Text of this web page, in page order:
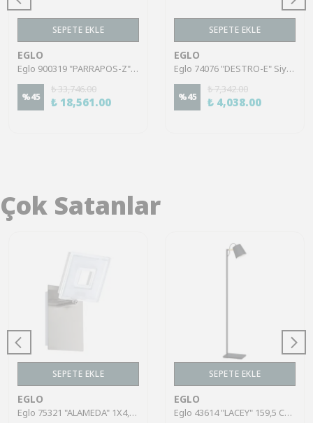
SEPETE EKLE
EGLO
Eglo 900319 "PARRAPOS-Z" 61,5 Cm Uzunluğunda Çelik Siyah Tavan Armatürü
%45
₺ 33,746.00
₺ 18,561.00
SEPETE EKLE
EGLO
Eglo 74076 "DESTRO-E" Siyah Alüminyum. Çelik Tavan Armatürü
%45
₺ 7,342.00
₺ 4,038.00
Çok Satanlar
SEPETE EKLE
EGLO
Eglo 75321 "ALAMEDA" 1X4,5W Çelik Nikel Mat Sıva Üstü Spot
SEPETE EKLE
EGLO
Eglo 43614 "LACEY" 159,5 Cm Yüksekliğinde Çelik, Ahşap Köşe Lambası Lambader